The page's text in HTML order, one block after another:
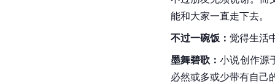
能和大家一直走下去。
不过一碗饭： 觉得生活
墨舞碧歌：小说创作源
必然或多或少带有自己